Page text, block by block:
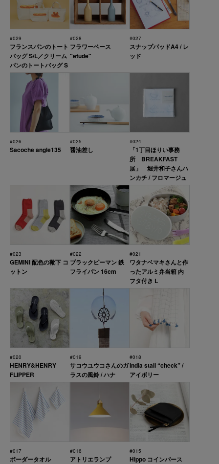
#029
フランスパンのトート
バッグ S/L／クリーム
パンのトートバッグ S
#028
フラワーベース
"etude"
#027
スナップパッドA4 / レ
ッド
#026
Sacoche angle135
#025
醤油差し
#024
「1丁目ほりい事務
所 BREAKFAST
展」 堀井和子さんハ
ンカチ / フロマージュ
#023
GEMINI 配色の靴下 コ
ットン
#022
ブラックピーマン 鉄
フライパン 16cm
#021
ワタナベマキさんと作
ったアルミ弁当箱 内
フタ付き L
#020
HENRY&HENRY
FLIPPER
#019
サコウユウコさんのガ
ラスの風鈴 / ハナ
#018
india stall “check” /
アイボリー
#017
ボーダータオル
#016
アトリエランプ
#015
Hippo コインパース